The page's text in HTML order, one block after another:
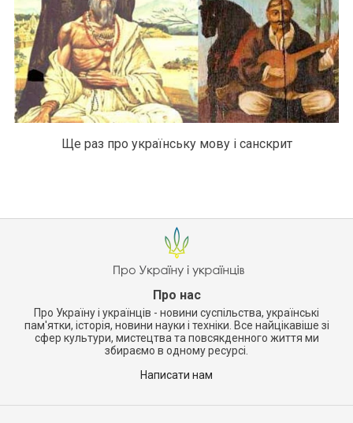
Ще раз про українську мову і санскрит
Про нас
Про Україну і українців - новини суспільства, українські
пам'ятки, історія, новини науки і техніки. Все найцікавіше зі
сфер культури, мистецтва та повсякденного життя ми
збираємо в одному ресурсі.
Написати нам